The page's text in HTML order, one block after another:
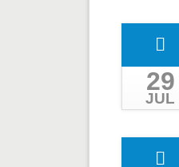
29
JUL